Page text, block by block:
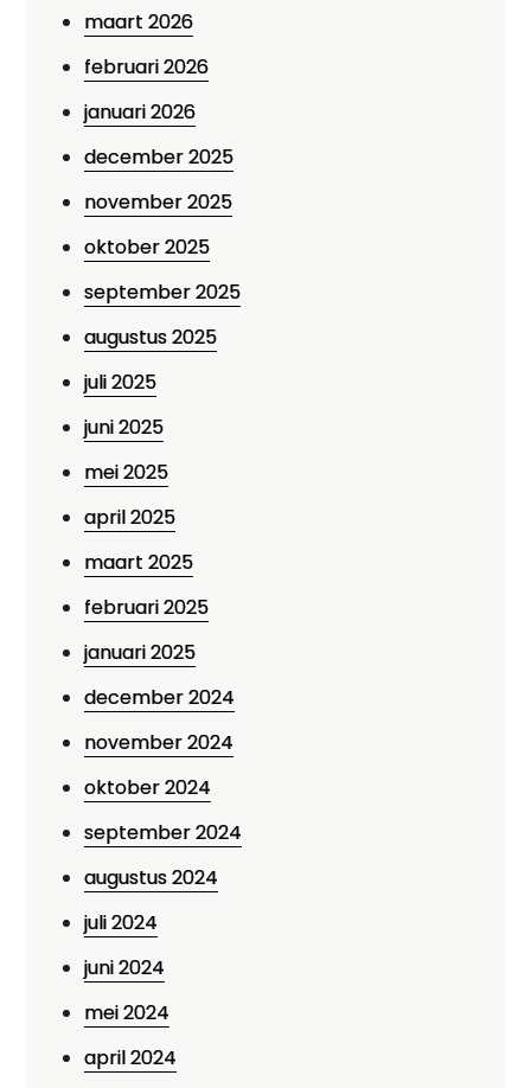
maart 2026
februari 2026
januari 2026
december 2025
november 2025
oktober 2025
september 2025
augustus 2025
juli 2025
juni 2025
mei 2025
april 2025
maart 2025
februari 2025
januari 2025
december 2024
november 2024
oktober 2024
september 2024
augustus 2024
juli 2024
juni 2024
mei 2024
april 2024